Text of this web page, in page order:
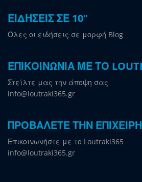
ΕΙΔΗΣΕΙΣ ΣΕ 10"
Όλες οι ειδήσεις σε μορφή Blog
ΕΠΙΚΟΙΝΩΝΙΑ ΜΕ ΤΟ
Στείλτε μας την άποψη σας
info@loutraki365.gr
ΠΡΟΒΑΛΕΤΕ ΤΗΝ
Επικοινωνήστε με το Loutraki365
info@loutraki365.gr